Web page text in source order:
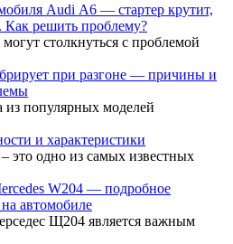
Audi А6 — стартер крутит,
Как решить проблему?
столкнуться с проблемой
при разгоне — причины и
популярных моделей
и характеристики
одно из самых известных
W204 — подробное
автомобиле
Щ204 является важным